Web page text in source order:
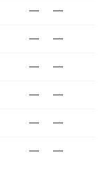
— —
— —
— —
— —
— —
— —